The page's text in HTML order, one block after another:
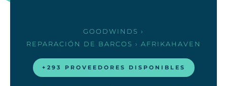
GOODWINDS ›
REPARACIÓN DE BARCOS › AFRIKAHAVEN
+293 PROVEEDORES DISPONIBLES